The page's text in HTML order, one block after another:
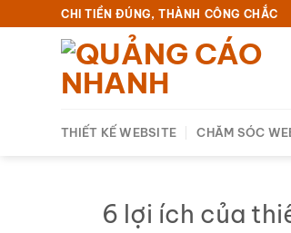
qua
CHI TIỀN ĐÚNG, THÀNH CÔNG CHẮC
THIẾT KẾ WEBSITE CHĂM SÓC
6 lợi ích của